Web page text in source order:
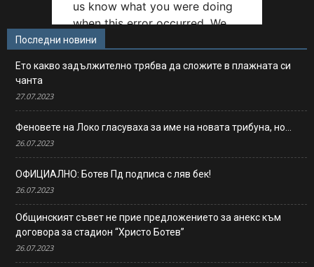
Последни новини
Ето какво задължително трябва да сложите в плажната си
чанта
27.07.2023
Феновете на Локо гласуваха за име на новата трибуна, но…
26.07.2023
ОФИЦИАЛНО: Ботев Пд подписа с ляв бек!
26.07.2023
Общинският съвет не прие предложението за анекс към
договора за стадион “Христо Ботев”
26.07.2023